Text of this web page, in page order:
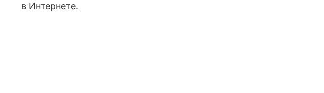
в Интернете.